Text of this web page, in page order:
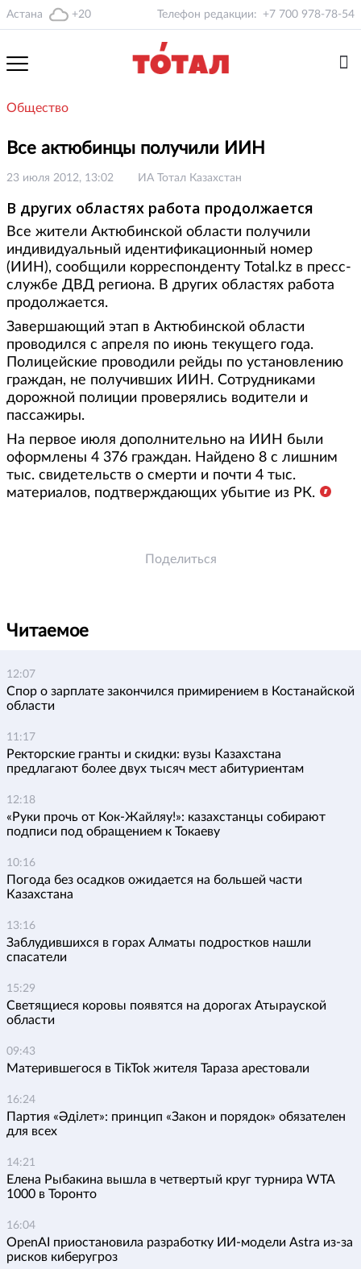
Астана +20 Телефон редакции: +7 700 978-78-54
Общество
Все актюбинцы получили ИИН
23 июля 2012, 13:02 ИА Тотал Казахстан
В других областях работа продолжается
Все жители Актюбинской области получили
индивидуальный идентификационный номер
(ИИН), сообщили корреспонденту Total.kz в пресс-
службе ДВД региона. В других областях работа
продолжается.
Завершающий этап в Актюбинской области
проводился с апреля по июнь текущего года.
Полицейские проводили рейды по установлению
граждан, не получивших ИИН. Сотрудниками
дорожной полиции проверялись водители и
пассажиры.
На первое июля дополнительно на ИИН были
оформлены 4 376 граждан. Найдено 8 с лишним
тыс. свидетельств о смерти и почти 4 тыс.
материалов, подтверждающих убытие из РК.
Поделиться
Читаемое
12:07
Спор о зарплате закончился примирением в Костанайской
области
11:17
Ректорские гранты и скидки: вузы Казахстана
предлагают более двух тысяч мест абитуриентам
12:18
«Руки прочь от Кок-Жайляу!»: казахстанцы собирают
подписи под обращением к Токаеву
10:16
Погода без осадков ожидается на большей части
Казахстана
13:16
Заблудившихся в горах Алматы подростков нашли
спасатели
15:29
Светящиеся коровы появятся на дорогах Атырауской
области
09:43
Матерившегося в TikTok жителя Тараза арестовали
16:24
Партия «Әділет»: принцип «Закон и порядок» обязателен
для всех
14:21
Елена Рыбакина вышла в четвертый круг турнира WTA
1000 в Торонто
16:04
OpenAI приостановила разработку ИИ-модели Astra из-за
рисков киберугроз